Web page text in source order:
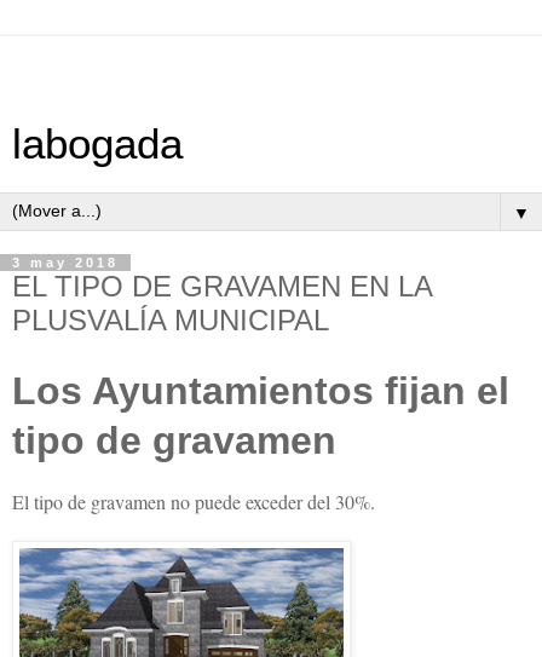
labogada
▼
3 may 2018
EL TIPO DE GRAVAMEN EN LA
PLUSVALÍA MUNICIPAL
Los Ayuntamientos fijan el
tipo de gravamen
El tipo de gravamen no puede exceder del 30%.